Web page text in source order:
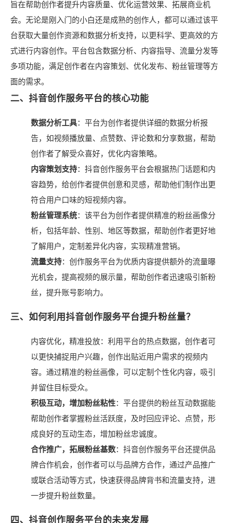
旨在帮助创作者提升内容质量、优化运营效果、拓展商业机
会。无论是刚入门的小白还是成熟的创作人，都可以通过该平
台获取大量创作资源和数据分析支持，以更科学、更高效的方
式进行内容创作。平台包含数据分析、内容指导、流量分发等
多项功能，满足创作者在内容策划、优化发布、粉丝管理等方
面的需求。
二、抖音创作服务平台的核心功能
数据分析工具：平台为创作者提供详细的数据分析报
告，如视频播放量、点赞数、评论数和分享数据，帮助
创作者了解受众喜好，优化内容策略。
内容策划支持：抖音创作服务平台会根据热门话题和内
容趋势，给创作者提供创意和灵感，帮助他们制作出更
符合用户口味的短视频内容。
粉丝管理系统：该平台为创作者提供精准的粉丝画像分
析，包括年龄、性别、地区等数据，帮助创作者更好地
了解用户，定制差异化内容，实现精准营销。
流量支持：创作服务平台为优质内容提供额外的流量曝
光机会，提高视频的展示量，帮助创作者迅速吸引新粉
丝，提升账号影响力。
三、如何利用抖音创作服务平台提升粉丝量？
内容优化，精准投放：利用平台的热点数据，创作者可
以更快捕捉用户兴趣，创作出贴近用户需求的视频内
容。通过精准的粉丝画像，可以定制个性化内容，吸引
并留住目标受众。
积极互动，增加粉丝粘性：平台提供的粉丝互动数据能
帮助创作者掌握粉丝活跃度，及时回应评论、点赞，形
成良好的互动生态，增加粉丝忠诚度。
合作推广，拓展粉丝基数：抖音创作服务平台还提供品
牌合作机会，创作者可以与品牌方合作，通过产品推广
或联合活动等方式，快速获得品牌背书和流量支持，进
一步提升粉丝数量。
四、抖音创作服务平台的未来发展